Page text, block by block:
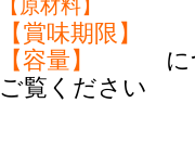
【原材料】
【賞味期限】
【容量】
につ
ご覧ください